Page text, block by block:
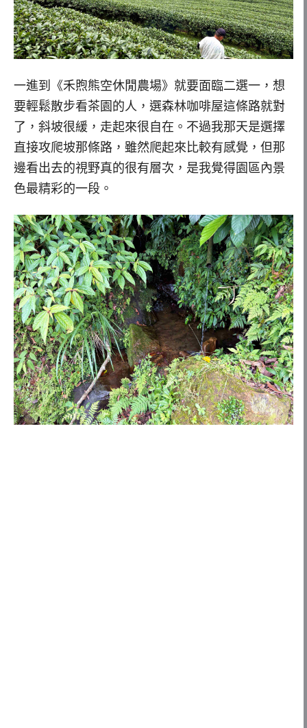
一進到《禾煦熊空休閒農場》就要面臨二選一，想
要輕鬆散步看茶園的人，選森林咖啡屋這條路就對
了，斜坡很緩，走起來很自在。不過我那天是選擇
直接攻爬坡那條路，雖然爬起來比較有感覺，但那
邊看出去的視野真的很有層次，是我覺得園區內景
色最精彩的一段。